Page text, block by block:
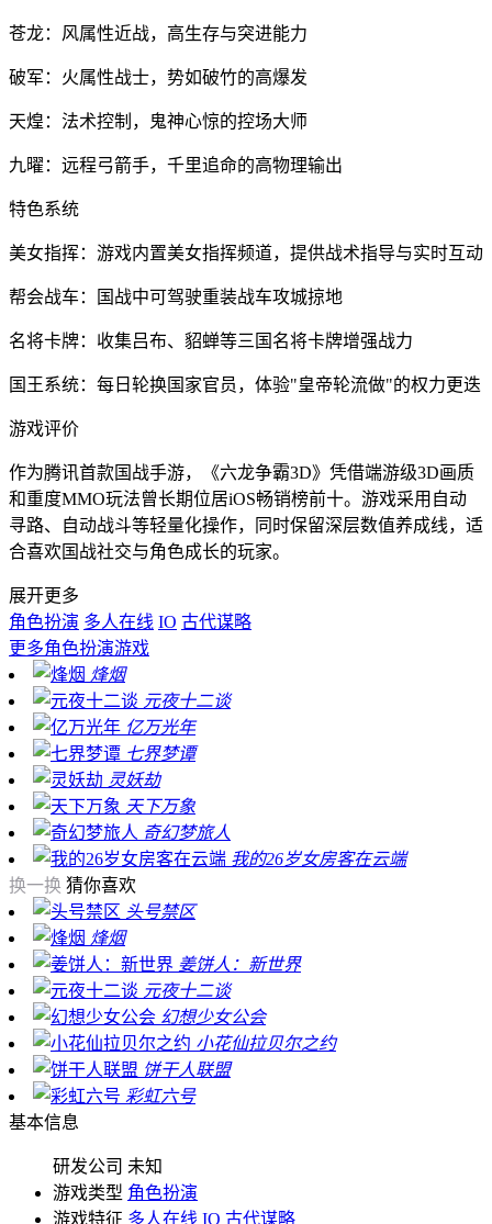
苍龙：风属性近战，高生存与突进能力
破军：火属性战士，势如破竹的高爆发
天煌：法术控制，鬼神心惊的控场大师
九曜：远程弓箭手，千里追命的高物理输出
特色系统
美女指挥：游戏内置美女指挥频道，提供战术指导与实时互动
帮会战车：国战中可驾驶重装战车攻城掠地
名将卡牌：收集吕布、貂蝉等三国名将卡牌增强战力
国王系统：每日轮换国家官员，体验"皇帝轮流做"的权力更迭
游戏评价
作为腾讯首款国战手游，《六龙争霸3D》凭借端游级3D画质
和重度MMO玩法曾长期位居iOS畅销榜前十。游戏采用自动
寻路、自动战斗等轻量化操作，同时保留深层数值养成线，适
合喜欢国战社交与角色成长的玩家。
展开更多
角色扮演 多人在线 IO 古代谋略
更多角色扮演游戏
烽烟
元夜十二谈
亿万光年
七界梦谭
灵妖劫
天下万象
奇幻梦旅人
我的26岁女房客在云端
换一换 猜你喜欢
头号禁区
烽烟
姜饼人：新世界
元夜十二谈
幻想少女公会
小花仙拉贝尔之约
饼干人联盟
彩虹六号
基本信息
研发公司 未知
游戏类型 角色扮演
游戏特征 多人在线 IO 古代谋略